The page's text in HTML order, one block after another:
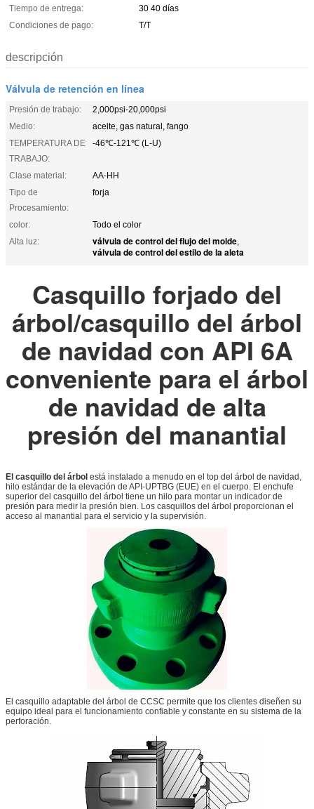
Tiempo de entrega:
30 40 días
Condiciones de pago:
T/T
descripción
Válvula de retención en línea
Presión de trabajo:
2,000psi-20,000psi
Medio:
aceite, gas natural, fango
TEMPERATURA DE
TRABAJO:
-46℃-121℃ (L-U)
Clase material:
AA-HH
Tipo de
Procesamiento:
forja
color:
Todo el color
Alta luz:
válvula de control del flujo del molde,
válvula de control del estilo de la aleta
Casquillo forjado del
árbol/casquillo del árbol
de navidad con API 6A
conveniente para el árbol
de navidad de alta
presión del manantial
El casquillo del árbol está instalado a menudo en el top del árbol de navidad,
hilo estándar de la elevación de API-UPTBG (EUE) en el cuerpo. El enchufe
superior del casquillo del árbol tiene un hilo para montar un indicador de
presión para medir la presión bien. Los casquillos del árbol proporcionan el
acceso al manantial para el servicio y la supervisión.
El casquillo adaptable del árbol de CCSC permite que los clientes diseñen su
equipo ideal para el funcionamiento confiable y constante en su sistema de la
perforación.